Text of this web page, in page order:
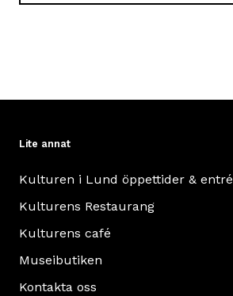
Lite annat
Kulturen i Lund öppettider & entré
Kulturens Restaurang
Kulturens café
Museibutiken
Kontakta oss